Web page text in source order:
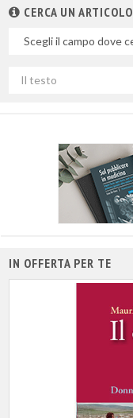
CERCA UN ARTICOLO
Nel
Cerca
IN OFFERTA PER TE